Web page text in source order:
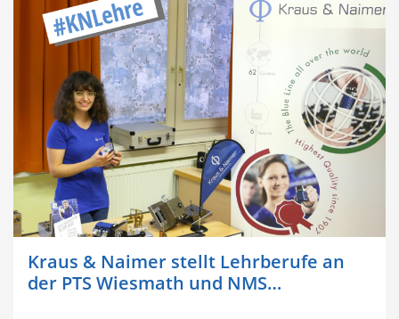
Kraus & Naimer stellt Lehrberufe an
der PTS Wiesmath und NMS…